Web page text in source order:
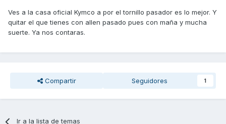
Ves a la casa oficial Kymco a por el tornillo pasador es lo mejor. Y
quitar el que tienes con allen pasado pues con maña y mucha
suerte. Ya nos contaras.
Compartir Seguidores 1
Ir a la lista de temas